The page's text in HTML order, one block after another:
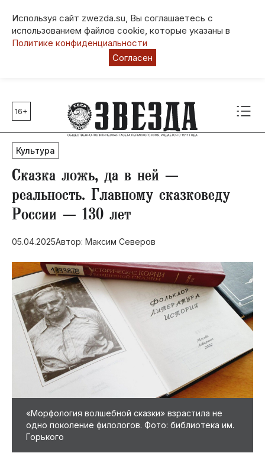
Используя сайт zwezda.su, Вы соглашаетесь с
использованием файлов cookie, которые указаны в
Политике конфиденциальности
Согласен
Главные темы
80 лет Победы
Молодежная столица РФ
СВО
Выборы в Пермском крае
Социальная поддержка
Инфраструктура
Благоустройство
16+
Культура
Сказка ложь, да в ней —
реальность. Главному сказковеду
России — 130 лет
05.04.2025Автор: Максим Северов
«Морфология волшебной сказки» взрастила не
одно поколение филологов. Фото: библиотека им.
Горького